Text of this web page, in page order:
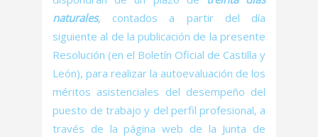
naturales, contados a partir del día
siguiente al de la publicación de la presente
Resolución (en el Boletín Oficial de Castilla y
León), para realizar la autoevaluación de los
méritos asistenciales del desempeño del
puesto de trabajo y del perfil profesional, a
través de la página web de la Junta de